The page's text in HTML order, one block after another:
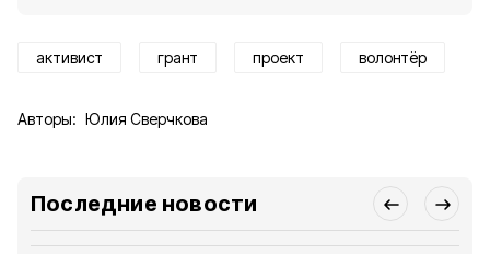
активист грант проект волонтёр
Авторы: Юлия Сверчкова
Последние новости